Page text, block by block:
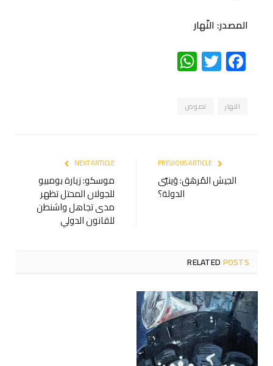
المصدر: النّهار
Facebook
Twitter
WhatsApp
النهار نصوص
الجيش المُرهَق: وَينيّي
الدولة؟
NEXT ARTICLE
موسكو: زيارة بومبيو
للجولان المحتل تظهر
مدى تجاهل واشنطن
للقانون الدولي
RELATEDPOSTS